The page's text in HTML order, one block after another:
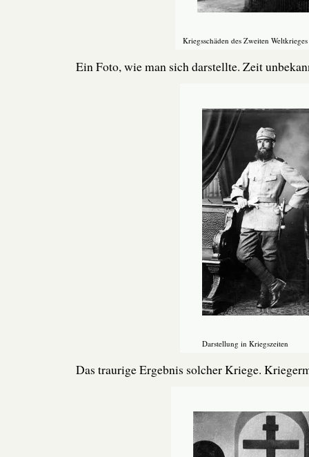
Kriegsschäden des Zweiten Weltkrieges
Ein Foto, wie man sich darstellte. Zeit
Darstellung in Kriegszeiten
Das traurige Ergebnis solcher Kriege.